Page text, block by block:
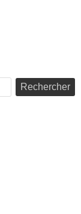
Rechercher